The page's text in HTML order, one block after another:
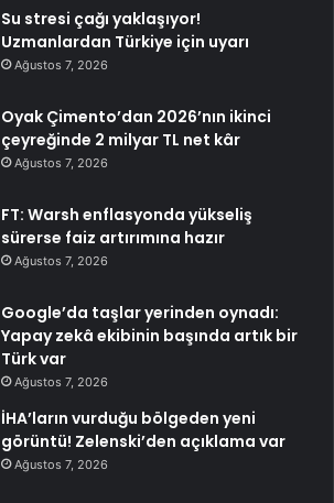
Su stresi çağı yaklaşıyor!
Uzmanlardan Türkiye için uyarı
Ağustos 7, 2026
Oyak Çimento’dan 2026’nın ikinci
çeyreğinde 2 milyar TL net kâr
Ağustos 7, 2026
FT: Warsh enflasyonda yükseliş
sürerse faiz artırımına hazır
Ağustos 7, 2026
Google’da taşlar yerinden oynadı:
Yapay zekâ ekibinin başında artık bir
Türk var
Ağustos 7, 2026
İHA’ların vurduğu bölgeden yeni
görüntü! Zelenski’den açıklama var
Ağustos 7, 2026